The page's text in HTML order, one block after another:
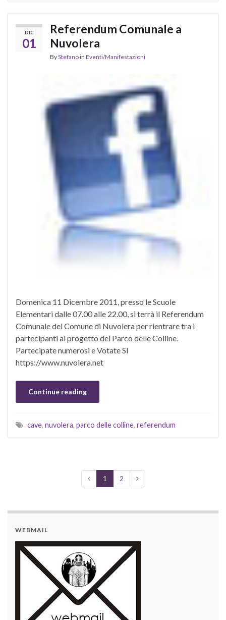
DIC
01
Referendum Comunale a
Nuvolera
ByStefanoin Eventi/Manifestazioni
Domenica 11 Dicembre 2011, presso le Scuole
Elementari dalle 07.00 alle 22.00, si terrà il Referendum
Comunale del Comune di Nuvolera per rientrare tra i
partecipanti al progetto del Parco delle Colline.
Partecipate numerosi e Votate SI
https://www.nuvolera.net
Continue reading
cave, nuvolera, parco delle colline, referendum
1 2
WEBMAIL